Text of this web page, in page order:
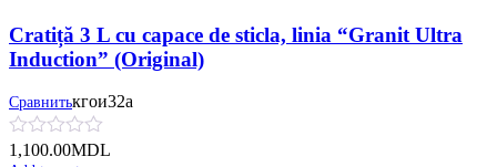
Cratiță 3 L cu capace de sticla, linia “Granit Ultra
Induction” (Original)
Сравнитькгои32а
1,100.00MDL